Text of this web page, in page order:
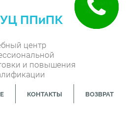
центр
и повышения
КОНТАКТЫ ВОЗВРАТ